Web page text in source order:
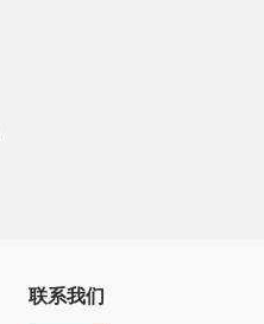
联系我们